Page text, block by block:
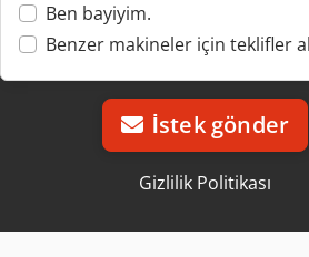
Ben bayiyim.
Benzer makineler için teklifler
İstek gönder
Gizlilik Politikası